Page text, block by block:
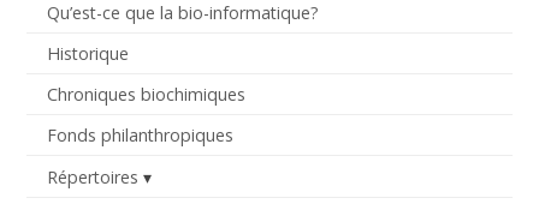
Qu’est-ce que la bio-informatique?
Historique
Chroniques biochimiques
Fonds philanthropiques
Répertoires